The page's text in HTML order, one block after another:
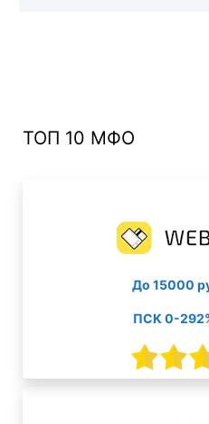
ТОП 10 МФО
До 15000
ПСК 0-